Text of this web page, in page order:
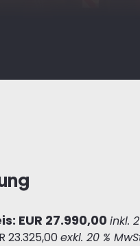
EUR 27.990,00 inkl.
23.325,00 exkl. 20 %